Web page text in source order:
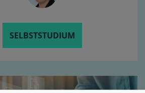
SELBSTSTUDIUM